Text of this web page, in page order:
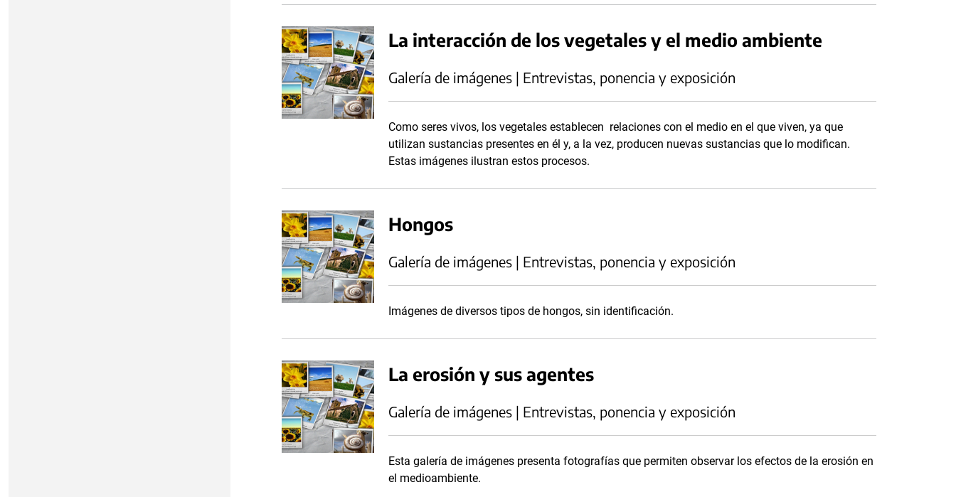
La interacción de los vegetales y el medio ambiente
Galería de imágenes | Entrevistas, ponencia y exposición
Como seres vivos, los vegetales establecen relaciones con el medio en el que viven, ya que
utilizan sustancias presentes en él y, a la vez, producen nuevas sustancias que lo modifican.
Estas imágenes ilustran estos procesos.
Hongos
Galería de imágenes | Entrevistas, ponencia y exposición
Imágenes de diversos tipos de hongos, sin identificación.
La erosión y sus agentes
Galería de imágenes | Entrevistas, ponencia y exposición
Esta galería de imágenes presenta fotografías que permiten observar los efectos de la erosión en
el medioambiente.